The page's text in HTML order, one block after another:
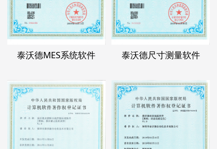
泰沃德MES系统软件 泰沃德尺寸测量软件